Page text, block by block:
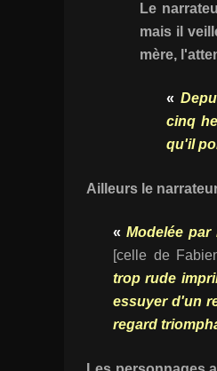
Le
mais il
mère,
«
cinq
qu'il
Ailleurs le
« Modelée
[celle de
trop rude
essuyer d'un
regard